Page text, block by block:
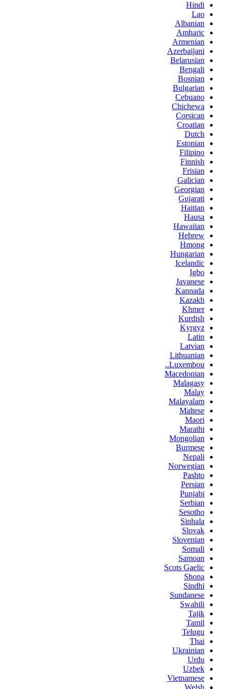
Hindi
Lao
Albanian
Amharic
Armenian
Azerbaijani
Belarusian
Bengali
Bosnian
Bulgarian
Cebuano
Chichewa
Corsican
Croatian
Dutch
Estonian
Filipino
Finnish
Frisian
Galician
Georgian
Gujarati
Haitian
Hausa
Hawaiian
Hebrew
Hmong
Hungarian
Icelandic
Igbo
Javanese
Kannada
Kazakh
Khmer
Kurdish
Kyrgyz
Latin
Latvian
Lithuanian
Luxembou..
Macedonian
Malagasy
Malay
Malayalam
Maltese
Maori
Marathi
Mongolian
Burmese
Nepali
Norwegian
Pashto
Persian
Punjabi
Serbian
Sesotho
Sinhala
Slovak
Slovenian
Somali
Samoan
Scots Gaelic
Shona
Sindhi
Sundanese
Swahili
Tajik
Tamil
Telugu
Thai
Ukrainian
Urdu
Uzbek
Vietnamese